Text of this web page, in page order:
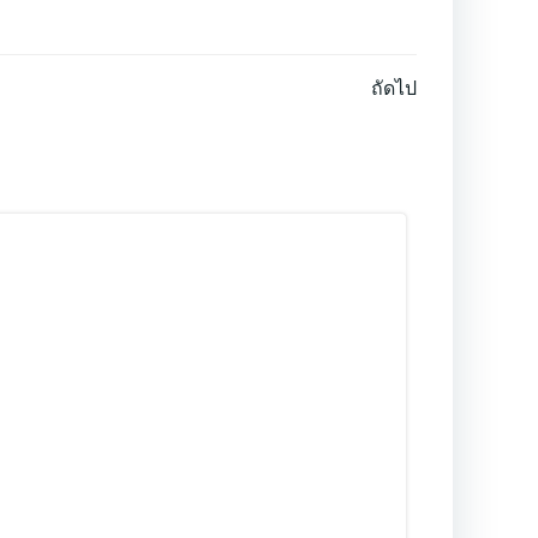
ถัดไป